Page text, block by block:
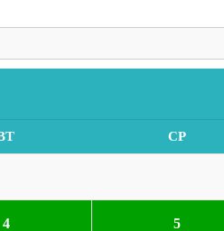
СР
4 5